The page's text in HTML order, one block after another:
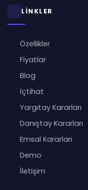
LİNKLER
Özellikler
Fiyatlar
Blog
İçtihat
Yargıtay Kararları
Danıştay Kararları
Emsal Kararları
Demo
İletişim